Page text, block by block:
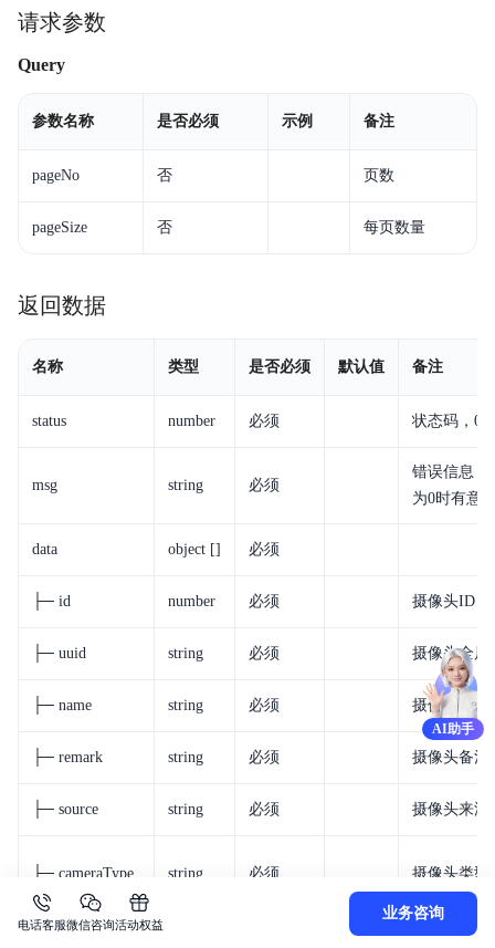
请求参数
Query
参数名称 是否必须 示例 备注
pageNo 否 页数
pageSize 否 每页数量
返回数据
名称 类型 是否必须 默认值 备注
status number 必须 状态码，0
msg string 必须
错误信息，
为0时有意
data object [] 必须
├─ id number 必须 摄像头ID
├─ uuid string 必须 摄像头全局
├─ name string 必须 摄像头名称
├─ remark string 必须 摄像头备注
├─ source string 必须 摄像头来源
├─ cameraType string 必须 摄像头类型
AI助手
电话客服微信咨询活动权益
业务咨询